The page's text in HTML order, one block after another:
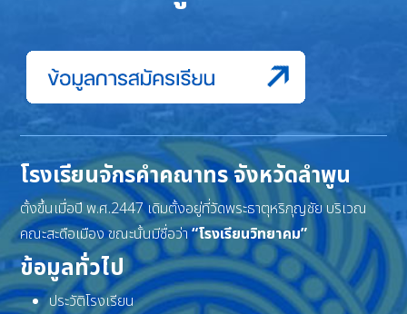
โรงเรียนจักรคำคณาทร จังหวัดลำพูน
ตั้งขึ้นเมื่อปี พ.ศ.2447 เดิมตั้งอยู่ที่วัดพระธาตุหริภุญชัย บริเวณ
คณะสะดือเมือง ขณะนั้นมีชื่อว่า“โรงเรียนวิทยาคม”
ข้อมูลทั่วไป
ประวัติโรงเรียน